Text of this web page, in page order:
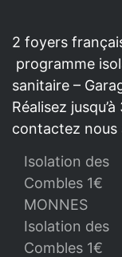
2 foyers
programme
sanitaire –
Réalisez
contactez nous
Isolation des
Combles 1€
MONNES
Isolation des
Combles 1€